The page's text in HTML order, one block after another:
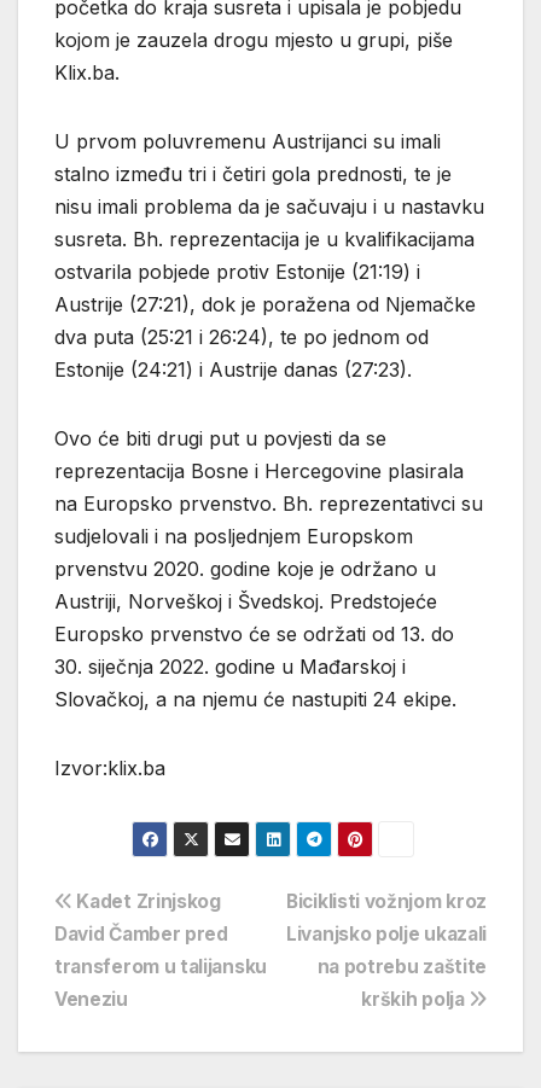
početka do kraja susreta i upisala je pobjedu
kojom je zauzela drogu mjesto u grupi, piše
Klix.ba.
U prvom poluvremenu Austrijanci su imali
stalno između tri i četiri gola prednosti, te je
nisu imali problema da je sačuvaju i u nastavku
susreta. Bh. reprezentacija je u kvalifikacijama
ostvarila pobjede protiv Estonije (21:19) i
Austrije (27:21), dok je poražena od Njemačke
dva puta (25:21 i 26:24), te po jednom od
Estonije (24:21) i Austrije danas (27:23).
Ovo će biti drugi put u povjesti da se
reprezentacija Bosne i Hercegovine plasirala
na Europsko prvenstvo. Bh. reprezentativci su
sudjelovali i na posljednjem Europskom
prvenstvu 2020. godine koje je održano u
Austriji, Norveškoj i Švedskoj. Predstojeće
Europsko prvenstvo će se održati od 13. do
30. siječnja 2022. godine u Mađarskoj i
Slovačkoj, a na njemu će nastupiti 24 ekipe.
Izvor:klix.ba
Navigacija
objava
Biciklisti vožnjom kroz
Livanjsko polje ukazali
na potrebu zaštite
krških polja
Kadet Zrinjskog
David Čamber pred
transferom u talijansku
Veneziu